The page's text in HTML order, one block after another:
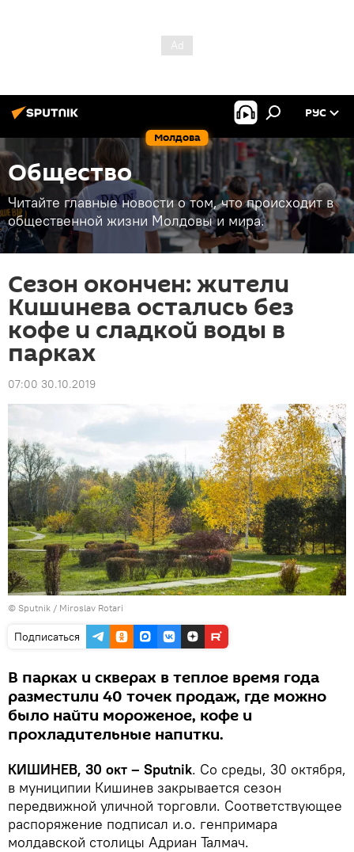
Молдова
РУС
Общество
Читайте главные новости о том, что происходит в
общественной жизни Молдовы и мира.
Сезон окончен: жители
Кишинева остались без
кофе и сладкой воды в
парках
07:00 30.10.2019
© Sputnik / Miroslav Rotari
Подписаться
В парках и скверах в теплое время года
разместили 40 точек продаж, где можно
было найти мороженое, кофе и
прохладительные напитки.
КИШИНЕВ, 30 окт – Sputnik. Со среды, 30 октября,
в муниципии Кишинев закрывается сезон
передвижной уличной торговли. Соответствующее
распоряжение подписал и.о. генпримара
молдавской столицы Адриан Талмач.